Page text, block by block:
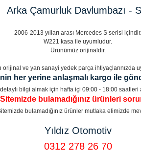
Arka Çamurluk Davlumbazı -
2006-2013 yılları arası Mercedes S serisi içindir.
W221 kasa ile uyumludur.
Ürünümüz orijinaldir.
ve yan sanayi yedek parça ihtiyaçlarınızda
her yerine anlaşmalı kargo ile
bilgi almak için hafta içi 09:00 - 18:00
Sitemizde bulamadığınız ürünleri
bulamadığınız ürünler mutlaka elimizde
Yıldız Otomotiv
0312 278 26 70